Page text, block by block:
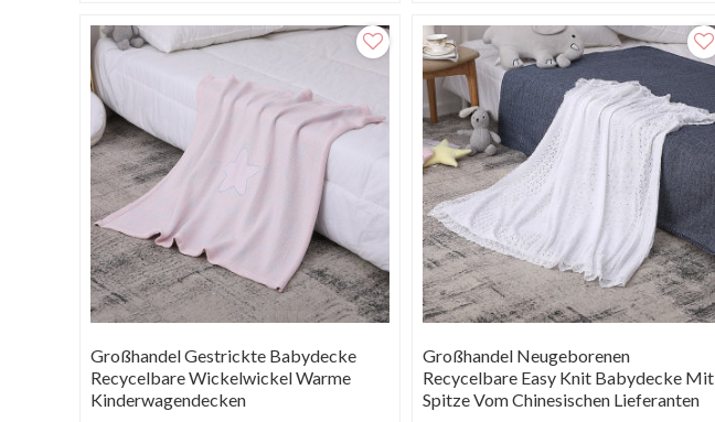
Großhandel Gestrickte Babydecke
Recycelbare Wickelwickel Warme
Kinderwagendecken
Großhandel Neugeborenen
Recycelbare Easy Knit Babydecke Mit
Spitze Vom Chinesischen Lieferanten